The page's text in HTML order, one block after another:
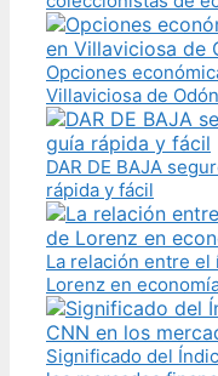
Opciones
Villaviciosa de Odón
DAR DE BAJA
rápida y fácil
La relación entre el
Lorenz en
Significado del